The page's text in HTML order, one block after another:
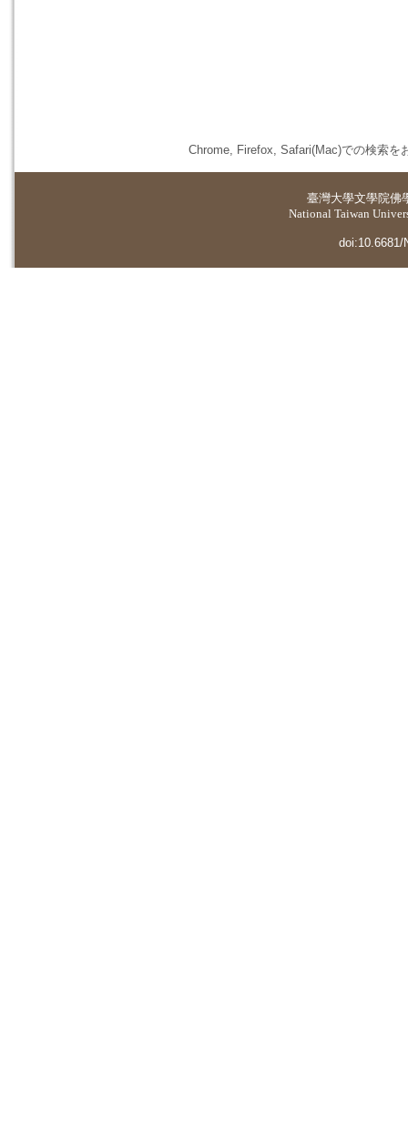
Chrome, Firefox, Safari(Mac)での検索を
臺灣大學文學院佛
National Taiwan
doi:10.6681/